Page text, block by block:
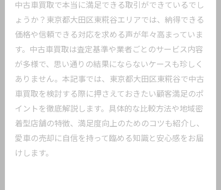
中古車買取で本当に満足できる取引ができているでし
ょうか？東京都大田区東糀谷エリアでは、納得できる
価格や信頼できる対応を求める声が年々高まっていま
す。中古車買取は査定基準や業者ごとのサービス内容
が多様で、思い通りの結果にならないケースも珍しく
ありません。本記事では、東京都大田区東糀谷で中古
車買取を検討する際に押さえておきたい顧客満足のポ
イントを徹底解説します。具体的な比較方法や地域密
着型店舗の特徴、満足度向上のためのコツも紹介し、
愛車の売却に自信を持って臨める知識と安心感をお届
けします。